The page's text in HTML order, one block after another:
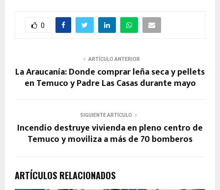
0
ARTÍCULO ANTERIOR
La Araucanía: Donde comprar leña seca y pellets
en Temuco y Padre Las Casas durante mayo
SIGUIENTE ARTÍCULO
Incendio destruye vivienda en pleno centro de
Temuco y moviliza a más de 70 bomberos
ARTÍCULOS RELACIONADOS